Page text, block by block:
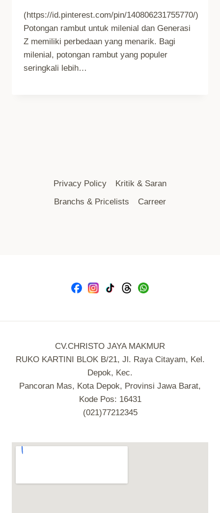
(https://id.pinterest.com/pin/140806231755770/)
Potongan rambut untuk milenial dan Generasi
Z memiliki perbedaan yang menarik. Bagi
milenial, potongan rambut yang populer
seringkali lebih…
Privacy Policy
Kritik & Saran
Branchs & Pricelists
Carreer
CV.CHRISTO JAYA MAKMUR
RUKO KARTINI BLOK B/21, Jl. Raya Citayam, Kel.
Depok, Kec.
Pancoran Mas, Kota Depok, Provinsi Jawa Barat,
Kode Pos: 16431
(021)77212345